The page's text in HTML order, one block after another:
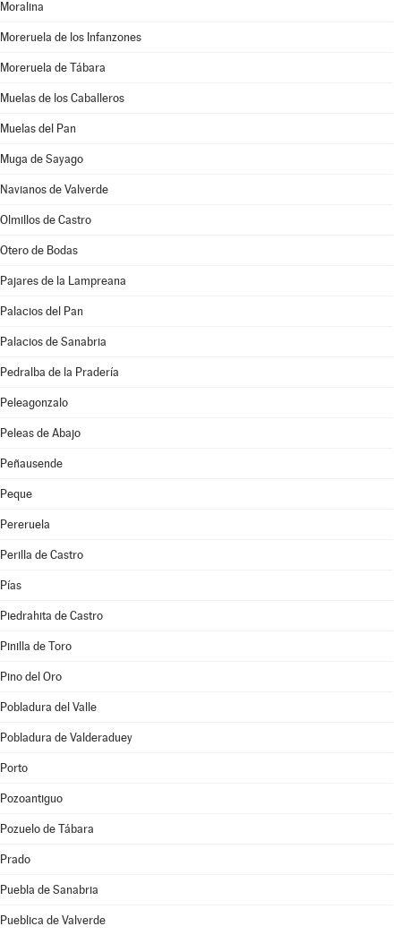
Moralina
Moreruela de los Infanzones
Moreruela de Tábara
Muelas de los Caballeros
Muelas del Pan
Muga de Sayago
Navianos de Valverde
Olmillos de Castro
Otero de Bodas
Pajares de la Lampreana
Palacios del Pan
Palacios de Sanabria
Pedralba de la Pradería
Peleagonzalo
Peleas de Abajo
Peñausende
Peque
Pereruela
Perilla de Castro
Pías
Piedrahita de Castro
Pinilla de Toro
Pino del Oro
Pobladura del Valle
Pobladura de Valderaduey
Porto
Pozoantiguo
Pozuelo de Tábara
Prado
Puebla de Sanabria
Pueblica de Valverde